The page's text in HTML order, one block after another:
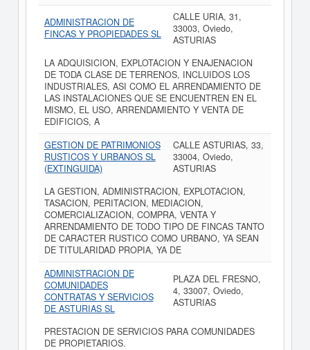
ADMINISTRACION DE
FINCAS Y PROPIEDADES SL
CALLE URIA, 31,
33003, Oviedo,
ASTURIAS
LA ADQUISICION, EXPLOTACION Y ENAJENACION
DE TODA CLASE DE TERRENOS, INCLUIDOS LOS
INDUSTRIALES, ASI COMO EL ARRENDAMIENTO DE
LAS INSTALACIONES QUE SE ENCUENTREN EN EL
MISMO, EL USO, ARRENDAMIENTO Y VENTA DE
EDIFICIOS, A
GESTION DE PATRIMONIOS
RUSTICOS Y URBANOS SL
(EXTINGUIDA)
CALLE ASTURIAS, 33,
33004, Oviedo,
ASTURIAS
LA GESTION, ADMINISTRACION, EXPLOTACION,
TASACION, PERITACION, MEDIACION,
COMERCIALIZACION, COMPRA, VENTA Y
ARRENDAMIENTO DE TODO TIPO DE FINCAS TANTO
DE CARACTER RUSTICO COMO URBANO, YA SEAN
DE TITULARIDAD PROPIA, YA DE
ADMINISTRACION DE
COMUNIDADES
CONTRATAS Y SERVICIOS
DE ASTURIAS SL
PLAZA DEL FRESNO,
4, 33007, Oviedo,
ASTURIAS
PRESTACION DE SERVICIOS PARA COMUNIDADES
DE PROPIETARIOS.